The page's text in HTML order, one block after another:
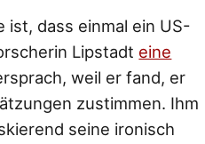
ist, dass einmal ein US-
Lipstadt eine
weil er fand, er
zustimmen. Ihm
seine ironisch